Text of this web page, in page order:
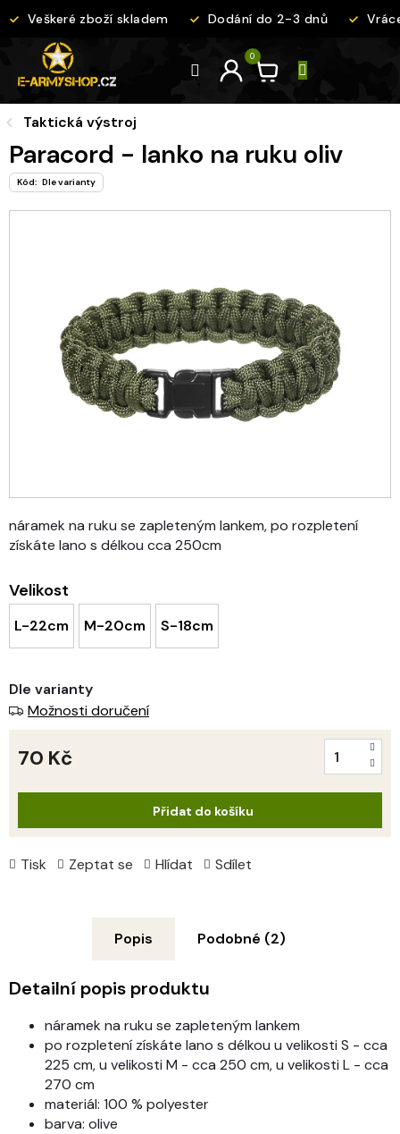
na
Veškeré zboží skladem Dodání do 2-3 dnů
Taktická výstroj
Paracord - lanko na ruku oliv
Kód: Dle varianty
Velikost
L-22cm M-20cm S-18cm
náramek na ruku se zapleteným lankem, po rozpletení
získáte lano s délkou cca 250cm
Tisk Zeptat se Hlídat Sdílet
Dle varianty
Možnosti doručení
70 Kč
Přidat do košíku
Popis Podobné (2)
Detailní popis produktu
náramek na ruku se zapleteným lankem
po rozpletení získáte lano s délkou u velikosti S - cca
225 cm, u velikosti M - cca 250 cm, u velikosti L - cca
270 cm
materiál: 100 % polyester
barva: olive